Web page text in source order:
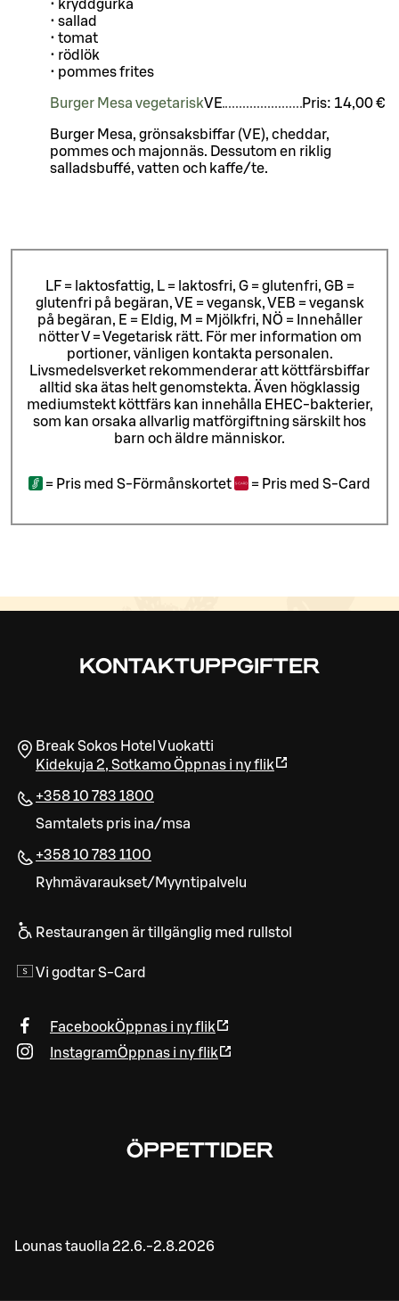
• kryddgurka
• sallad
• tomat
• rödlök
• pommes frites
Burger Mesa vegetariskVE Pris: 14,00 €
Burger Mesa, grönsaksbiffar (VE), cheddar,
pommes och majonnäs. Dessutom en riklig
salladsbuffé, vatten och kaffe/te.
LF = laktosfattig, L = laktosfri, G = glutenfri, GB =
glutenfri på begäran, VE = vegansk, VEB = vegansk
på begäran, E = Eldig, M = Mjölkfri, NÖ = Innehåller
nötter V = Vegetarisk rätt. För mer information om
portioner, vänligen kontakta personalen.
Livsmedelsverket rekommenderar att köttfärsbiffar
alltid ska ätas helt genomstekta. Även högklassig
mediumstekt köttfärs kan innehålla EHEC-bakterier,
som kan orsaka allvarlig matförgiftning särskilt hos
barn och äldre människor.
= Pris med S-Förmånskortet = Pris med S-Card
KONTAKTUPPGIFTER
Break Sokos Hotel Vuokatti
Kidekuja 2, SotkamoÖppnas i ny flik
+358 10 783 1800
Samtalets pris ina/msa
+358 10 783 1100
Ryhmävaraukset/Myyntipalvelu
Restaurangen är tillgänglig med rullstol
Vi godtar S-Card
FacebookÖppnas i ny flik
InstagramÖppnas i ny flik
ÖPPETTIDER
Lounas tauolla 22.6.-2.8.2026